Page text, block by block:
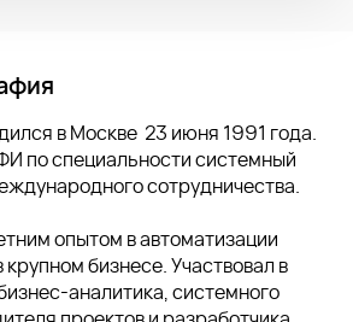
в Москве 23 июня 1991 года.
по специальности системный
сотрудничества.
опытом в автоматизации
бизнесе. Участвовал в
аналитика, системного